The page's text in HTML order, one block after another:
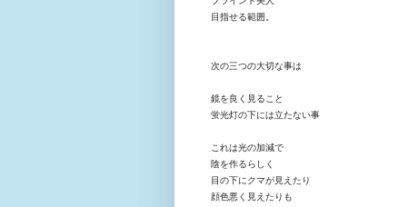
目指せる範囲。
次の三つの大切な事は
鏡を良く見ること
蛍光灯の下には立たない事
これは光の加減で
陰を作るらしく
目の下にクマが見えたり
顔色悪く見え たりも